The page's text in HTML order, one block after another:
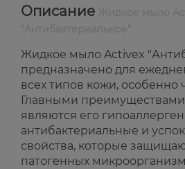
Описание
Жидкое мыло Activex
предназначено для
всех типов кожи, особенно
Главными преимуществами
являются его
антибактериальные и
свойства, которые
патогенных